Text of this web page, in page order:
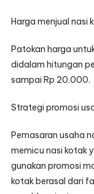
Harga menjual nasi
Patokan harga
didalam hitungan
sampai Rp 20.000.
Strategi promosi
Pemasaran usaha
memicu nasi kotak
gunakan promosi
kotak berasal dari